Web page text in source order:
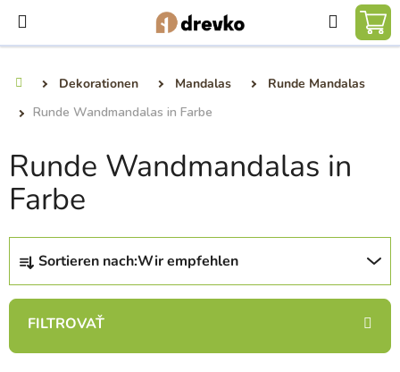
Inhalt
springen
Suchen
Dekorationen Mandalas
Runde Mandalas
Runde Wandmandalas in Farbe
Runde Wandmandalas in
Farbe
P
o
u
Sortieren nach:Wir empfehlen